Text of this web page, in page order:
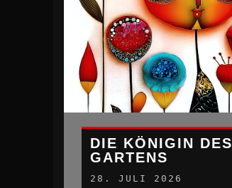
DIE KÖNIGIN DES
GARTENS
28. JULI 2026